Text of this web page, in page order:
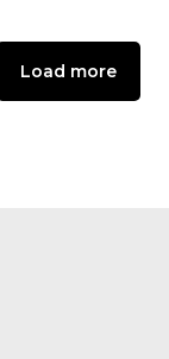
Load more